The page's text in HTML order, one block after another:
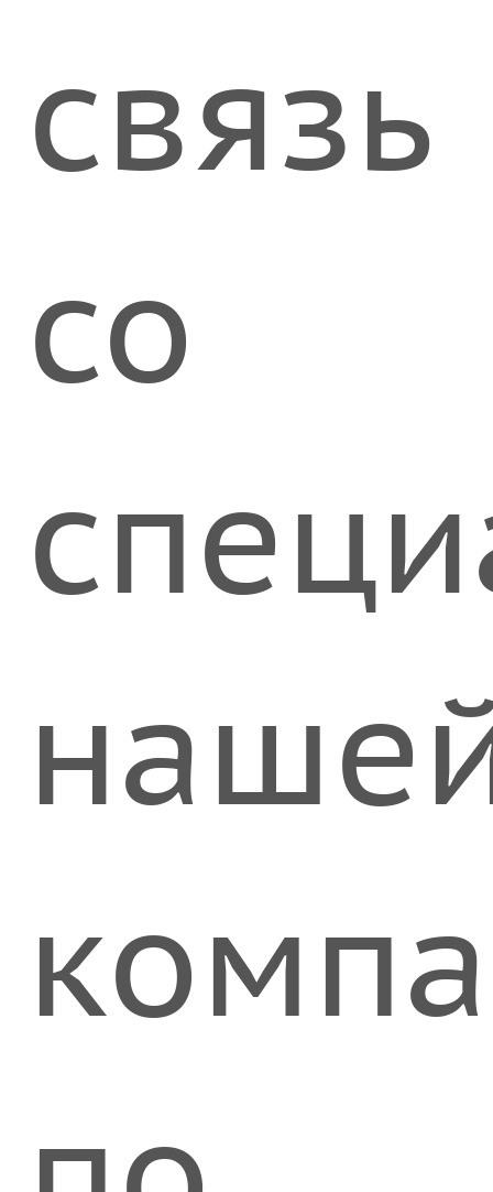
связь
со